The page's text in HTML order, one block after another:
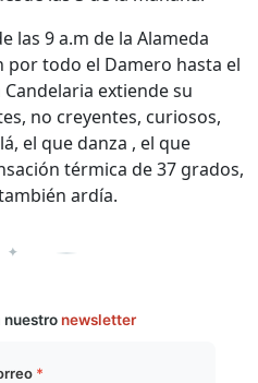
las 9 a.m de la Alameda
por todo el Damero hasta el
Candelaria extiende su
no creyentes, curiosos,
el que danza , el que
térmica de 37 grados,
ardía.
✦
nuestro newsletter
*